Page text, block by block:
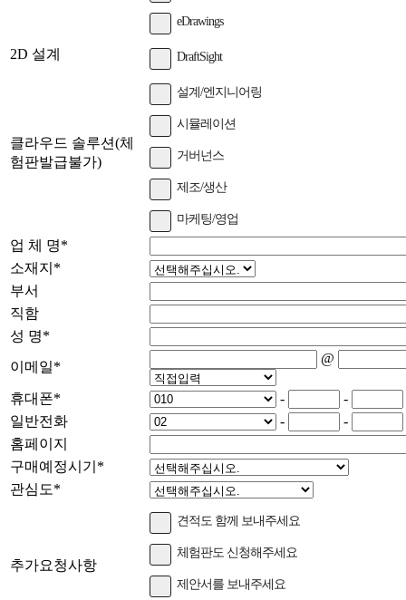
eDrawings
2D 설계 DraftSight
클라우드 솔루션(체
험판발급불가)
설계/엔지니어링
시뮬레이션
거버넌스
제조/생산
마케팅/영업
업 체 명*
소재지 *
부서
직함
성 명*
이메일*
@
휴대폰* -
-
일반전화
-
-
홈페이지
구매예정시기 *
관심도*
추가요청사항
견적도 함께 보내주세요
체험판도 신청해주세요
제안서를 보내주세요